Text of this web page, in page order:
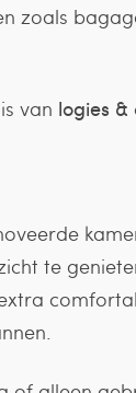
zoals
van logies &
te